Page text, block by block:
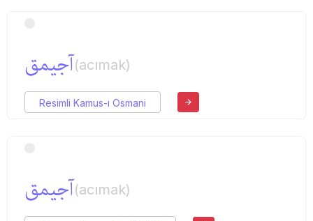
آجیمق(acımak)
Resimli Kamus-ı Osmani
آجیمق(acımak)